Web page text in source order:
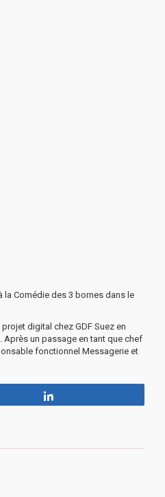
la Comédie des 3 bornes dans le
digital chez GDF Suez en
Après un passage en tant que chef
fonctionnel Messagerie et